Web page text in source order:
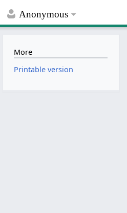
Anonymous
More
Printable version